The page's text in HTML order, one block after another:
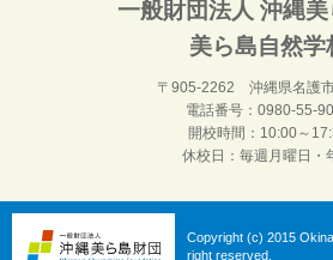
一般財団法人 沖縄美
美ら島自然学
〒905-2262 沖縄県名護
電話番号：0980-55-
開校時間：10:00～
休校日：毎週月曜日・
Copyright (c) 2015
right reserved.